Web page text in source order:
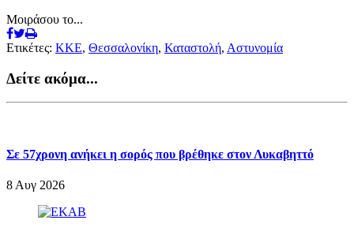
Μοιράσου το...
Ετικέτες: ΚΚΕ, Θεσσαλονίκη, Καταστολή, Αστυνομία
Δείτε ακόμα...
Σε 57χρονη ανήκει η σορός που βρέθηκε στον Λυκαβηττό
8 Αυγ 2026